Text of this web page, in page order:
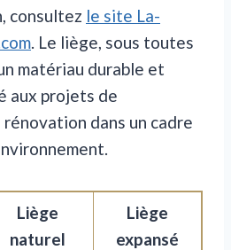
consultez le site La-
. Le liège, sous toutes
matériau durable et
aux projets de
dans un cadre
Liège
naturel
Liège
expansé